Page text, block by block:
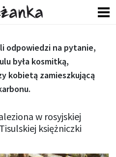
w rosyjskiej
księżniczki
odpowiedzi na pytanie,
była kosmitką,
kobietą zamieszkującą